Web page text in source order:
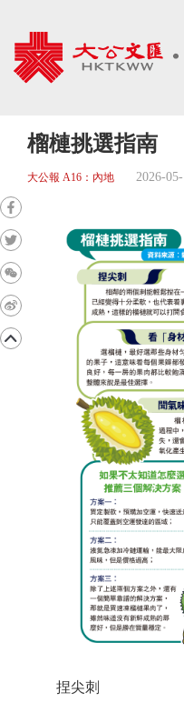
榴槤挑選指南
大公報 A16：內地 2026-
捏尖刺